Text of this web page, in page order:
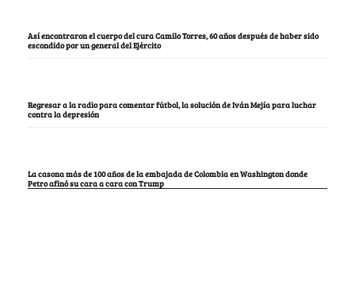
Así encontraron el cuerpo del cura Camilo Torres, 60 años después de haber sido
escondido por un general del Ejército
Regresar a la radio para comentar fútbol, la solución de Iván Mejía para luchar
contra la depresión
La casona más de 100 años de la embajada de Colombia en Washington donde
Petro afinó su cara a cara con Trump